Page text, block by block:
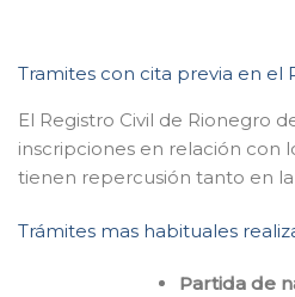
Tramites con cita previa en el
El Registro Civil de Rionegro
inscripciones en relación con
tienen repercusión tanto en la
Trámites mas habituales
Partida de